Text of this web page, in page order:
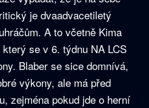
je dvaadvacetiletý
A to včetně Kima
se v 6. týdnu NA LCS
Blaber se sice domnívá,
výkony, ale má před
zejména pokud jde o herní